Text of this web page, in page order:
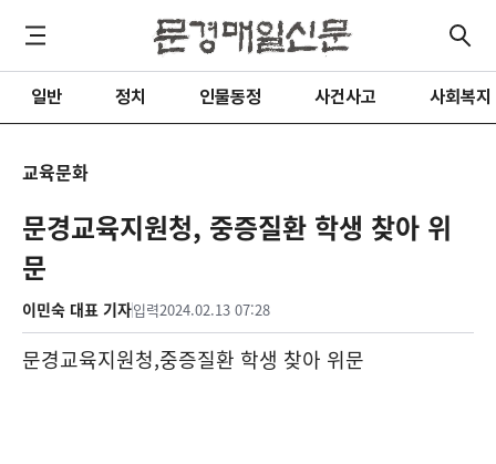
일반 정치 인물동정 사건사고 사회복지
교육문화
문경교육지원청, 중증질환 학생 찾아 위
문
이민숙 대표 기자입력2024.02.13 07:28
문경교육지원청,중증질환 학생 찾아 위문